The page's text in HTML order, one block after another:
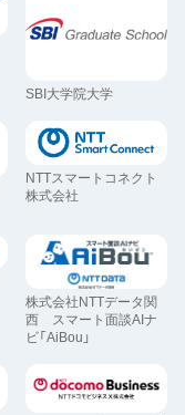
SBI大学院大学
NTTスマートコネクト
株式会社
株式会社NTTデータ関
西 スマート面談AIナ
ビ「AiBou」